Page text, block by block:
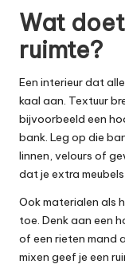
Wat
ruimte?
Een interieur dat
kaal aan. Textuur
bijvoorbeeld een
bank. Leg op die
linnen, velours of
dat je extra
Ook materialen als
toe. Denk aan een
of een rieten mand
mixen geef je een